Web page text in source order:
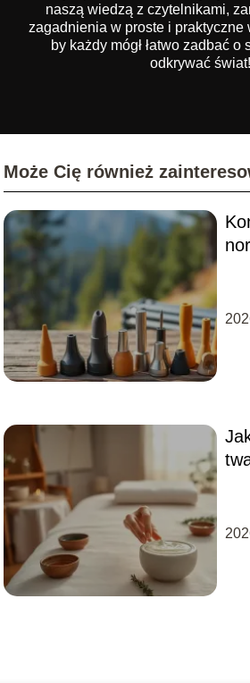
naszą wiedzą z czytelnikami,
zagadnienia w proste i praktyczne
by każdy mógł łatwo zadbać
odkrywać świat!
Może Cię również